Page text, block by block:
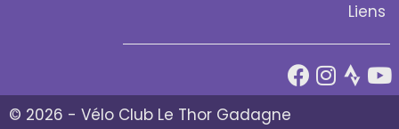
Liens
© 2026 - Vélo Club Le Thor Gadagne